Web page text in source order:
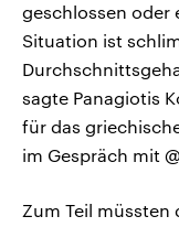
geschlossen oder
Situation ist
sagte Panagiotis
für das
im Gespräch mit
Zum Teil müssten